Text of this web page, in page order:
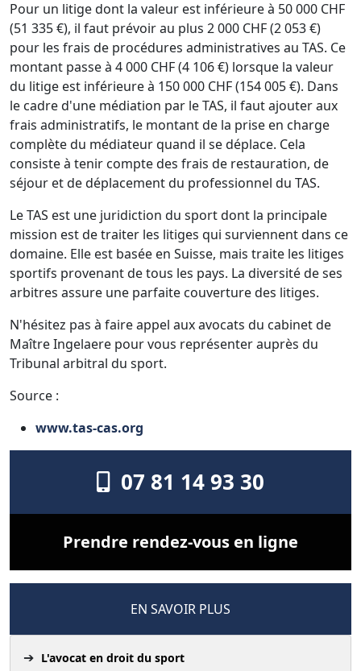
Pour un litige dont la valeur est inférieure à 50 000 CHF
(51 335 €), il faut prévoir au plus 2 000 CHF (2 053 €)
pour les frais de procédures administratives au TAS. Ce
montant passe à 4 000 CHF (4 106 €) lorsque la valeur
du litige est inférieure à 150 000 CHF (154 005 €). Dans
le cadre d'une médiation par le TAS, il faut ajouter aux
frais administratifs, le montant de la prise en charge
complète du médiateur quand il se déplace. Cela
consiste à tenir compte des frais de restauration, de
séjour et de déplacement du professionnel du TAS.
Le TAS est une juridiction du sport dont la principale
mission est de traiter les litiges qui surviennent dans ce
domaine. Elle est basée en Suisse, mais traite les litiges
sportifs provenant de tous les pays. La diversité de ses
arbitres assure une parfaite couverture des litiges.
N'hésitez pas à faire appel aux avocats du cabinet de
Maître Ingelaere pour vous représenter auprès du
Tribunal arbitral du sport.
Source :
www.tas-cas.org
07 81 14 93 30
Prendre rendez-vous en ligne
EN SAVOIR PLUS
L'avocat en droit du sport